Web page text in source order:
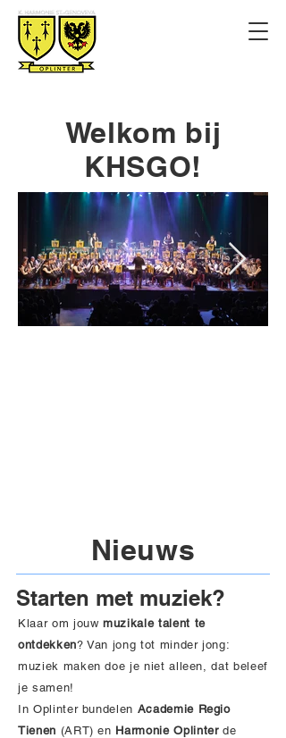
Welkom bij
KHSGO!
Nieuws
Starten met muziek?
Klaar om jouwmuzikale talent te
ontdekken? Van jong tot minder jong:
muziek maken doe je niet alleen, dat beleef
je samen!
In Oplinter bundelen Academie Regio
Tienen (ART) en Harmonie Oplinterde